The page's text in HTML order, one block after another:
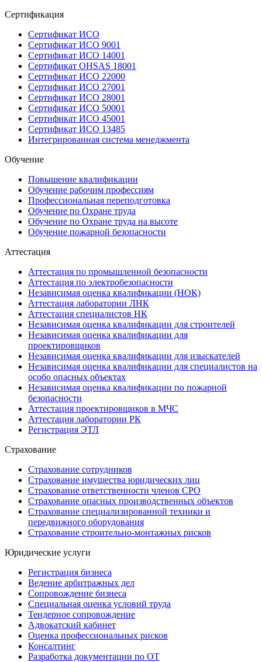
Сертификация
Сертификат ИСО
Сертификат ИСО 9001
Сертификат ИСО 14001
Сертификат OHSAS 18001
Сертификат ИСО 22000
Сертификат ИСО 27001
Сертификат ИСО 28001
Сертификат ИСО 50001
Сертификат ИСО 45001
Сертификат ИСО 13485
Интегрированная система менеджмента
Обучение
Повышение квалификации
Обучение рабочим профессиям
Профессиональная переподготовка
Обучение по Охране труда
Обучение по Охране труда на высоте
Обучение пожарной безопасности
Аттестация
Аттестация по промышленной безопасности
Аттестация по электробезопасности
Независимая оценка квалификации (НОК)
Аттестация лаборатории ЛНК
Аттестация специалистов НК
Независимая оценка квалификации для строителей
Независимая оценка квалификации для
проектировщиков
Независимая оценка квалификации для изыскателей
Независимая оценка квалификации для специалистов на
особо опасных объектах
Независимая оценка квалификации по пожарной
безопасности
Аттестация проектировщиков в МЧС
Аттестация лаборатории РК
Регистрация ЭТЛ
Страхование
Страхование сотрудников
Страхование имущества юридических лиц
Страхование ответственности членов СРО
Страхование опасных производственных объектов
Страхование специализированной техники и
передвижного оборудования
Страхование строительно-монтажных рисков
Юридические услуги
Регистрация бизнеса
Ведение арбитражных дел
Сопровождение бизнеса
Специальная оценка условий труда
Тендерное сопровождение
Адвокатский кабинет
Оценка профессиональных рисков
Консалтинг
Разработка документации по ОТ